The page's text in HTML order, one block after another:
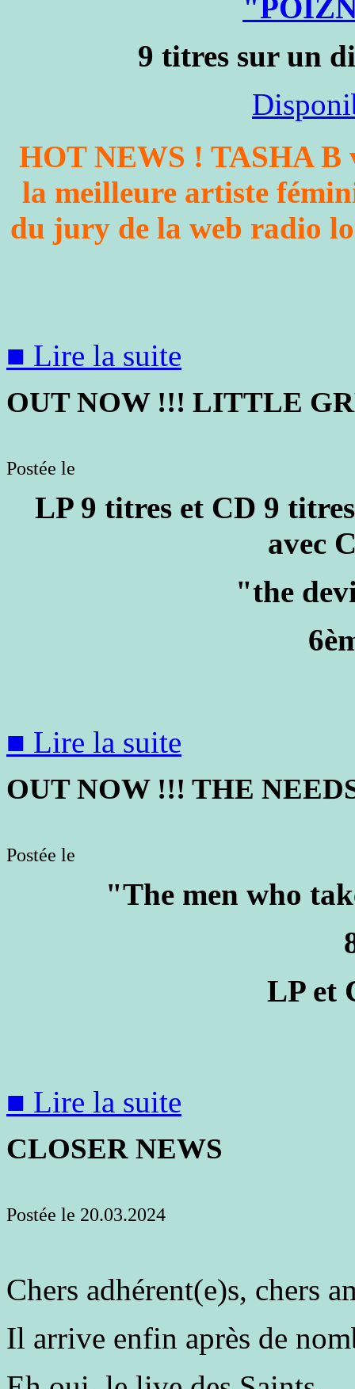
9 titres sur un
HOT NEWS ! TASHA B
la meilleure artiste
du jury de la web radio
■ Lire la suite
OUT NOW !!! LITTLE
Postée le
LP 9 titres et CD 9
avec
"the
■ Lire la suite
OUT NOW !!! THE
Postée le
"The men who
8
LP et
■ Lire la suite
CLOSER NEWS
Postée le 20.03.2024
Chers adhérent(e)s, chers
Il arrive enfin après de